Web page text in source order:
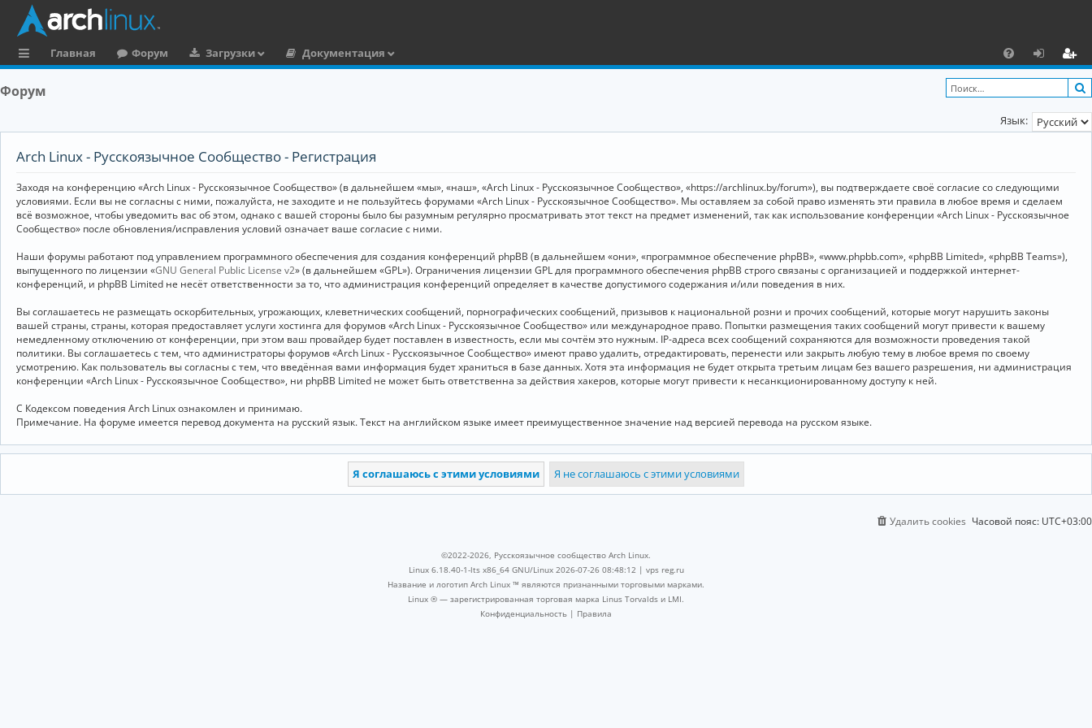
ы
к
Главная Форум Загрузки
Документация
F
A
Q
х
о
д
ег
и
ст
и
Форум
Язык:
Arch Linux - Русскоязычное Сообщество - Регистрация
Заходя на конференцию «Arch Linux - Русскоязычное Сообщество» (в дальнейшем «мы», «наш», «Arch Linux - Русскоязычное Сообщество», «https://archlinux.by/forum»), вы подтверждаете своё согласие со следующими
условиями. Если вы не согласны с ними, пожалуйста, не заходите и не пользуйтесь форумами «Arch Linux - Русскоязычное Сообщество». Мы оставляем за собой право изменять эти правила в любое время и сделаем
всё возможное, чтобы уведомить вас об этом, однако с вашей стороны было бы разумным регулярно просматривать этот текст на предмет изменений, так как использование конференции «Arch Linux - Русскоязычное
Сообщество» после обновления/исправления условий означает ваше согласие с ними.
Наши форумы работают под управлением программного обеспечения для создания конференций phpBB (в дальнейшем «они», «программное обеспечение phpBB», «www.phpbb.com», «phpBB Limited», «phpBB Teams»),
выпущенного по лицензии «GNU General Public License v2» (в дальнейшем «GPL»). Ограничения лицензии GPL для программного обеспечения phpBB строго связаны с организацией и поддержкой интернет-
конференций, и phpBB Limited не несёт ответственности за то, что администрация конференций определяет в качестве допустимого содержания и/или поведения в них.
Вы соглашаетесь не размещать оскорбительных, угрожающих, клеветнических сообщений, порнографических сообщений, призывов к национальной розни и прочих сообщений, которые могут нарушить законы
вашей страны, страны, которая предоставляет услуги хостинга для форумов «Arch Linux - Русскоязычное Сообщество» или международное право. Попытки размещения таких сообщений могут привести к вашему
немедленному отключению от конференции, при этом ваш провайдер будет поставлен в известность, если мы сочтём это нужным. IP-адреса всех сообщений сохраняются для возможности проведения такой
политики. Вы соглашаетесь с тем, что администраторы форумов «Arch Linux - Русскоязычное Сообщество» имеют право удалить, отредактировать, перенести или закрыть любую тему в любое время по своему
усмотрению. Как пользователь вы согласны с тем, что введённая вами информация будет храниться в базе данных. Хотя эта информация не будет открыта третьим лицам без вашего разрешения, ни администрация
конференции «Arch Linux - Русскоязычное Сообщество», ни phpBB Limited не может быть ответственна за действия хакеров, которые могут привести к несанкционированному доступу к ней.
С Кодексом поведения Arch Linux ознакомлен и принимаю.
Примечание. На форуме имеется перевод документа на русский язык. Текст на английском языке имеет преимущественное значение над версией перевода на русском языке.
Часовой пояс: UTC+03:00
Удалить cookies
©2022-2026, Русскоязычное сообщество Arch Linux.
Linux 6.18.40-1-lts x86_64 GNU/Linux 2026-07-26 08:48:12 | vps reg.ru
Название и логотип Arch Linux ™ являются признанными торговыми марками.
Linux ® — зарегистрированная торговая марка Linus Torvalds и LMI.
Конфиденциальность | Правила